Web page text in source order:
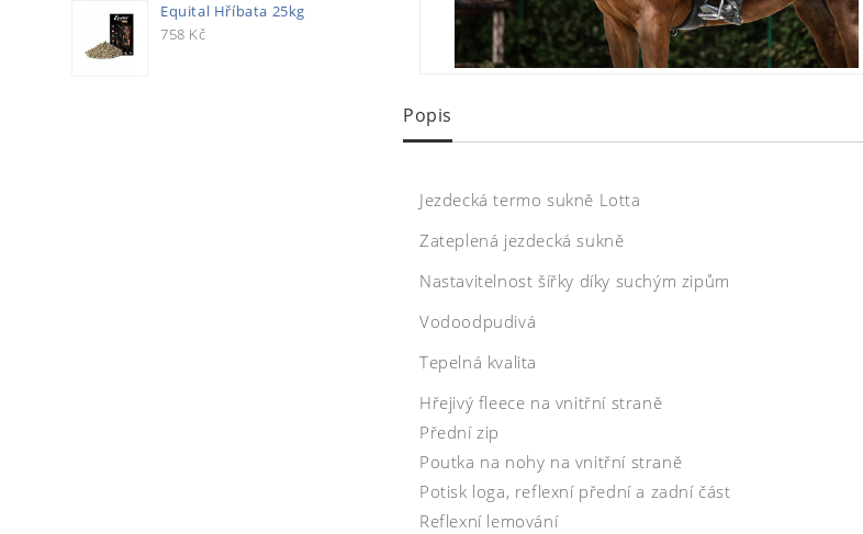
Popis
Jezdecká termo sukně Lotta
Zateplená jezdecká sukně
Nastavitelnost šířky díky suchým zipům
Vodoodpudivá
Tepelná kvalita
Hřejivý fleece na vnitřní straně
Přední zip
Poutka na nohy na vnitřní straně
Potisk loga, reflexní přední a zadní část
Reflexní lemování
Equital Hříbata 25kg
758 Kč